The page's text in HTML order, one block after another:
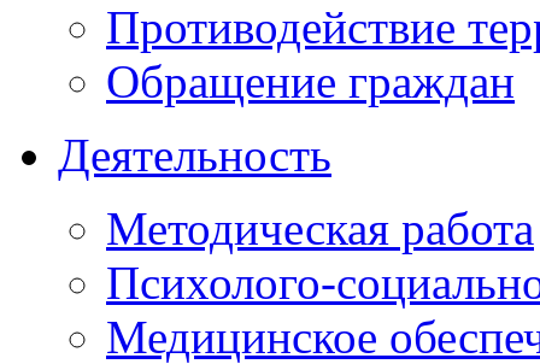
Противодействие
Обращение граждан
Деятельность
Методическая работа
Психолого-
Медицинское